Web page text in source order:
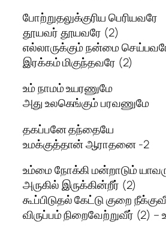
போற்றுதலுக்குரிய பெரியவரே
தூயவர் தூயவரே (2)
எல்லாருக்கும் நன்மை
இரக்கம் மிகுந்தவரே (2)
உம் நாமம் உயரணுமே
அது உலகெங்கும் பரவணுமே
தகப்பனே தந்தையே
உமக்குத்தான் ஆராதனை -2
உம்மை நோக்கி மன்றாடும்
அருகில் இருக்கின்றீர் (2)
கூப்பிடுதல் கேட்டு குறை
விருப்பம் நிறைவேற்றுவீர் (2) –